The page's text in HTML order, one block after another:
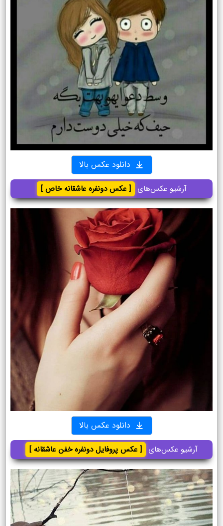
دانلود عکس بالا
آرشیو عکس‌های [ عکس دونفره عاشقانه خاص ]
دانلود عکس بالا
آرشیو عکس‌های [ عکس پروفایل دونفره خفن عاشقانه ]